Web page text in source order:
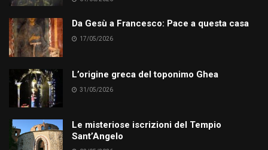
Da Gesù a Francesco: Pace a questa casa
17/05/2026
L’origine greca del toponimo Ghea
31/05/2026
Le misteriose iscrizioni del Tempio
Sant’Angelo